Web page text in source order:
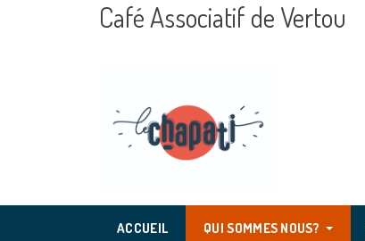
Café Associatif de Vertou
ACCUEIL QUI SOMMES NOUS?